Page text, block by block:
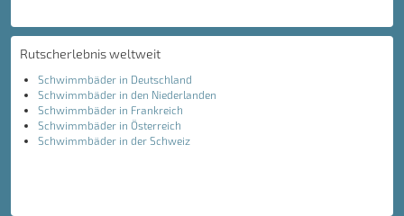
Rutscherlebnis weltweit
Schwimmbäder in Deutschland
Schwimmbäder in den Niederlanden
Schwimmbäder in Frankreich
Schwimmbäder in Österreich
Schwimmbäder in der Schweiz